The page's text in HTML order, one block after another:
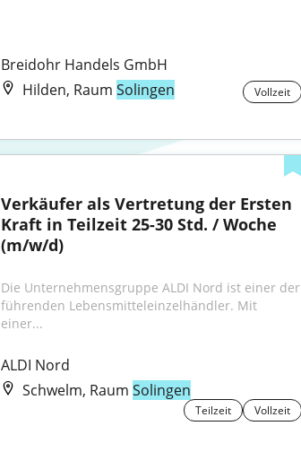
Breidohr Handels GmbH
Hilden, RaumSolingen Vollzeit
Verkäufer als Vertretung der Ersten
Kraft in Teilzeit 25-30 Std. / Woche
(m/w/d)
Die Unternehmensgruppe ALDI Nord ist einer der
führenden Lebensmitteleinzelhändler. Mit
einer...
ALDI Nord
Schwelm, RaumSolingen
Teilzeit Vollzeit